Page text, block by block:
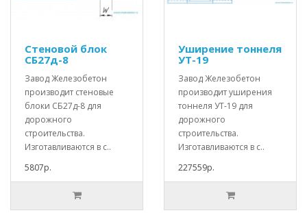
Стеновой блок
СБ27д-8
Завод Железобетон
производит стеновые
блоки СБ27д-8 для
дорожного
строительства.
Изготавливаются в с..
5807р.
Уширение тоннеля
УТ-19
Завод Железобетон
производит уширения
тоннеля УТ-19 для
дорожного
строительства.
Изготавливаются в с..
227559р.